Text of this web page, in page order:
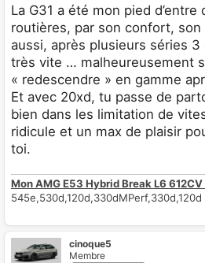
s
s
a
g
e
La G31 a été mon pied d’entre
routières, par son confort,
aussi, après plusieurs séries 3
très vite … malheureusement
« redescendre » en gamme
Et avec 20xd, tu passe de
bien dans les limitation de
ridicule et un max de plaisir
toi.
Mon AMG E53 Hybrid Break L6
545e,530d,120d,330dMPerf,330d,120d
cinoque5
Membre